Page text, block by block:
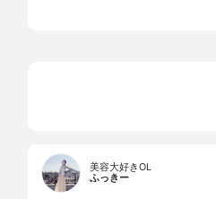
美容大好きOL
ふっきー